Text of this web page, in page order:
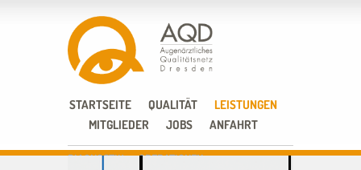
STARTSEITE QUALITÄT LEISTUNGEN
DIAGNOSTIK OPERATIONEN
MITGLIEDER JOBS ANFAHRT